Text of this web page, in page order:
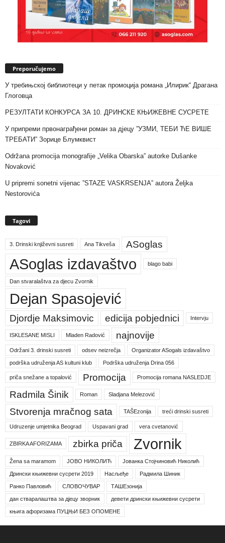
Preporučujemo
У требињској библиотеци у петак промоција романа „Илирик“ Драгана
Глоговца
РЕЗУЛТАТИ КОНКУРСА ЗА 10. ДРИНСКЕ КЊИЖЕВНЕ СУСРЕТЕ
У припреми првонаграђени роман за дјецу ”УЗМИ, ТЕБИ ЋЕ ВИШЕ
ТРЕБАТИ” Зорице Блумквист
Održana promocija monografije „Velika Obarska” autorke Dušanke
Novaković
U pripremi sonetni vijenac ”STAZE VASKRSENJA” autora Željka
Nestorovića
Tagovi
3. Drinski književni susreti Ana Tikveša ASoglas
ASoglas izdavaštvo blago babi
Dan stvaralaštva za djecu Zvornik
Dejan Spasojević
Djordje Maksimovic edicija pobjednici Intervju
ISKLESANE MISLI Mladen Radović najnovije
Održani 3. drinski susreti odsev neizrečja Organizator ASogals izdavaštvo
podrška udruženja AS kultuni klub Podrška udruženja Drina 056
priča snežane a topalović Promocija Promocija romana NASLEDJE
Radmila Šinik Roman Sladjana Melezović
Stvorenja mračnog sata TAŠEzonija treći drinski susreti
Udruzenje umjetnika Beograd Uspavani grad vera cvetanović
ZBIRKA AFORIZAMA zbirka priča Zvornik
Žena sa maramom ЈОВО НИКОЛИЋ Јованка Стојчиновић Николић
Дрински књижевни сусрети 2019 Насљеђе Радмила Шиник
Ранко Павловић СЛОВОЧУВАР ТАШЕзонија
дан стваралаштва за дјецу зворник девети дрински књижевни сусрети
књига афоризама ПУЦЊИ БЕЗ ОПОМЕНЕ